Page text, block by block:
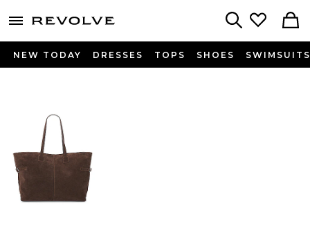
menu - shows more content
NEW TODAY DRESSES TOPS SHOES SWIMSUITS